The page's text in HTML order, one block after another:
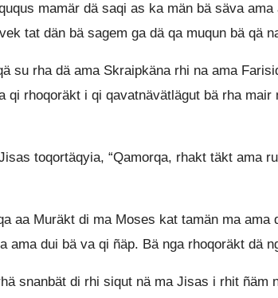
mamär dä saqi as ka män bä säva
tat dän bä sagem ga dä qa muqun bä qä
su rha dä ama Skraipkäna rhi na ama
qi rhoqoräkt i qi qavatnävätlägut bä rha mair
toqortäqyia, “Qamorqa, rhakt täkt ama
aa Muräkt di ma Moses kat tamän ma
ama dui bä va qi ñäp. Bä nga rhoqoräkt dä
snanbät di rhi siqut nä ma Jisas i rhit ñäm